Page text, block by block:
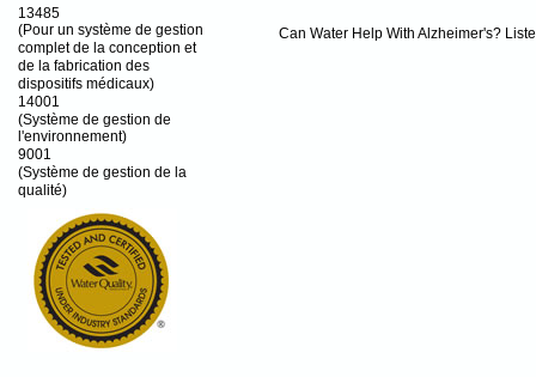
13485
(Pour un système de gestion
complet de la conception et
de la fabrication des
dispositifs médicaux)
14001
(Système de gestion de
l'environnement)
9001
(Système de gestion de la
qualité)
Can Water Help With Alzheimer's?